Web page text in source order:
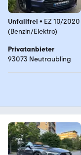
Unfallfrei • EZ 10/2020
(Benzin/Elektro)
Privatanbieter
93073 Neutraubling